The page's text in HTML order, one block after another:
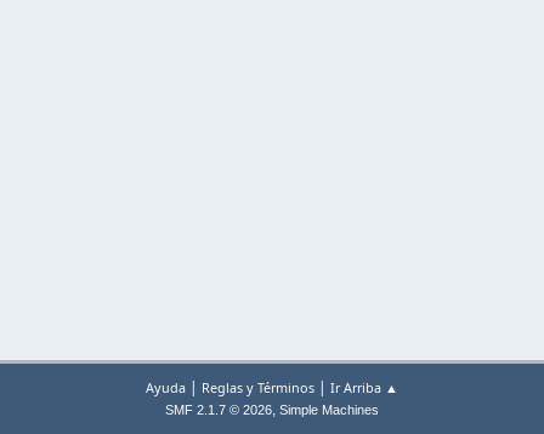
Ayuda | Reglas y Términos | Ir Arriba ▲
SMF 2.1.7 © 2026, Simple Machines